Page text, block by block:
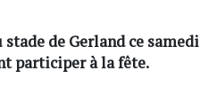
de Gerland ce samedi
participer à la fête.